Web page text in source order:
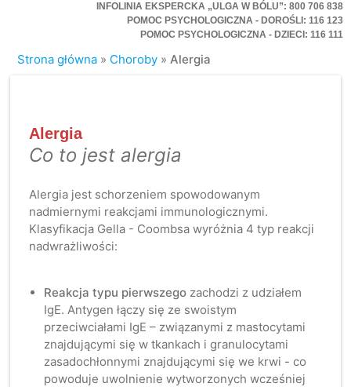
INFOLINIA EKSPERCKA „ULGA W BÓLU”: 800 706 838
POMOC PSYCHOLOGICZNA - DOROŚLI: 116 123
POMOC PSYCHOLOGICZNA - DZIECI: 116 111
Strona główna » Choroby »Alergia
Alergia
Co to jest alergia
Alergia jest schorzeniem spowodowanym
nadmiernymi reakcjami immunologicznymi.
Klasyfikacja Gella - Coombsa wyróżnia 4 typ reakcji
nadwrażliwości:
Reakcja typu pierwszego zachodzi z udziałem
IgE. Antygen łączy się ze swoistym
przeciwciałami IgE – związanymi z mastocytami
znajdującymi się w tkankach i granulocytami
zasadochłonnymi znajdującymi się we krwi - co
powoduje uwolnienie wytworzonych wcześniej